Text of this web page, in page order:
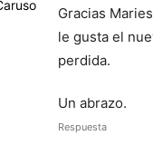
Gracias
le gusta el
perdida.
Un abrazo.
Respuesta